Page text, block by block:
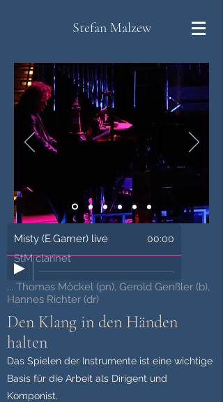
Stefan Malzew
... Thomas Möckel (pn), Gerold Genßler (b),
Hannes Richter (dr)
Den Klang in den Händen
halten
Das Spielen der Instrumente ist eine wichtige
Basis für die Arbeit als Dirigent und
Komponist.
Misty (E.Garner) live
StM clarinet
00:00